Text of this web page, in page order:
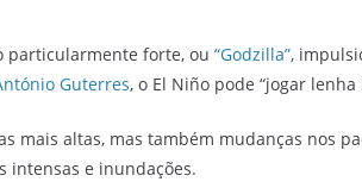
particularmente forte, ou “Godzilla”,
Guterres, o El Niño pode “jogar
mais altas, mas também mudanças nos
intensas e inundações.